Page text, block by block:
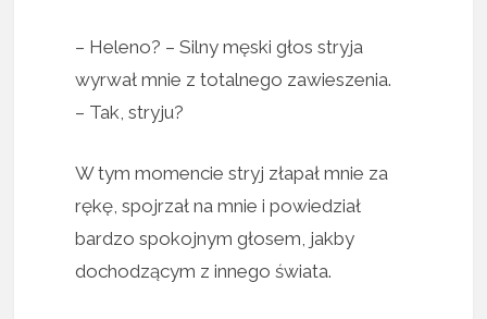
– Heleno? – Silny męski głos stryja
wyrwał mnie z totalnego zawieszenia.
– Tak, stryju?
W tym momencie stryj złapał mnie za
rękę, spojrzał na mnie i powiedział
bardzo spokojnym głosem, jakby
dochodzącym z innego świata.